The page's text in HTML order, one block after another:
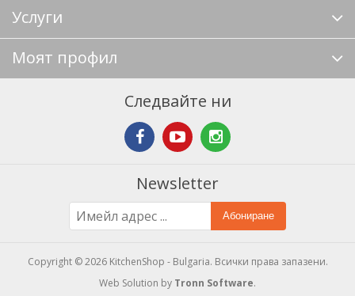
Услуги
Моят профил
Следвайте ни
Newsletter
Абониране
Copyright © 2026 KitchenShop - Bulgaria. Всички права запазени.
Web Solution by Tronn Software.